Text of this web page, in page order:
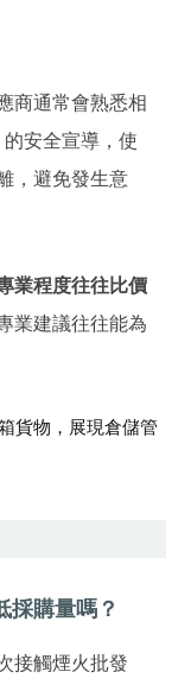
商通常會熟悉相
的安全宣導，使
，避免發生意
業程度往往比價
業建議往往能為
採購量嗎？
接觸煙火批發